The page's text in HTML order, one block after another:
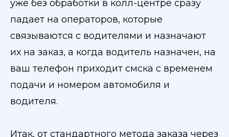
уже без обработки в колл-центре сразу
падает на операторов, которые
связываются с водителями и назначают
их на заказ, а когда водитель назначен, на
ваш телефон приходит смска с временем
подачи и номером автомобиля и
водителя.
Итак, от стандартного метода заказа через